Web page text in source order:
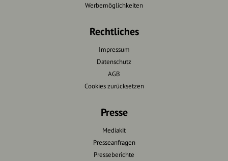
Werbemöglichkeiten
Rechtliches
Impressum
Datenschutz
AGB
Cookies zurücksetzen
Presse
Mediakit
Presseanfragen
Presseberichte